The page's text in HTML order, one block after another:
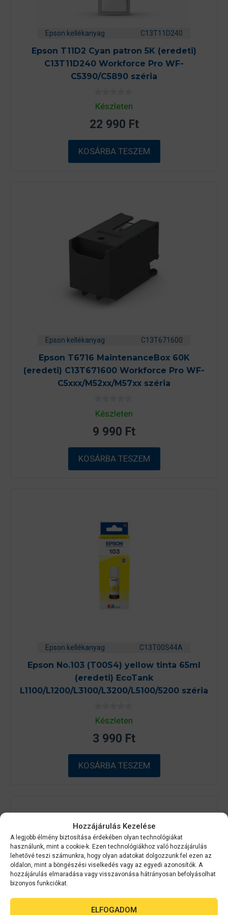
Hozzájárulás Kezelése
A legjobb élmény biztosítása érdekében olyan technológiákat
használunk, mint a cookie-k. Ezen technológiákhoz való hozzájárulás
lehetővé teszi számunkra, hogy olyan adatokat dolgozzunk fel ezen az
oldalon, mint a böngészési viselkedés vagy az egyedi azonosítók. A
hozzájárulás elmaradása vagy visszavonása hátrányosan befolyásolhat
bizonyos funkciókat.
ELFOGADOM
Epson kellékanyag C13T11D240
Epson T11D2 Cyan patron 5K (eredeti)
C13T11D240 Workforce Pro WF-
C5390/C5890 széria
0
a
5
-
ő
l
Készleten
22 990 Ft
KOSÁRBA TESZEM
Epson kellékanyag C13T671600
Epson T6716 MaintenanceBox 60K
(eredeti) C13T671600 Workforce Pro WF-
C5xxx/M52xx/M57xx széria
0
a
5
-
ő
l
Készleten
9 990 Ft
KOSÁRBA TESZEM
Epson kellékanyag C13T00S44A
Epson No.103 (T00S4) yellow tinta 65ml
(eredeti) EcoTank
L1100/L1200/L3100/L3200/L5100/5200 széria
0
a
5
ő
l
Készleten
3 990 Ft
KOSÁRBA TESZEM